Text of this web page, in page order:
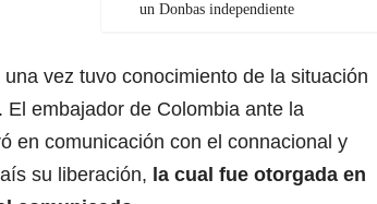
un Donbas independiente
vez tuvo conocimiento de la situación
El embajador de Colombia ante la
en comunicación con el connacional y
su liberación, la cual fue otorgada en